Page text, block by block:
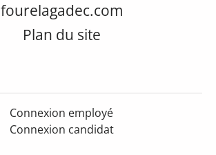
fourelagadec.com
Plan du site
Connexion employé
Connexion candidat